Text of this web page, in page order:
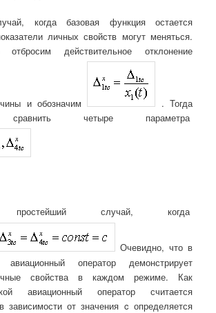
когда базовая функция остается
личных свойств могут меняться.
действительное отклонение
и обозначим
. Тогда
сравнить четыре параметра
простейший случай, когда
Очевидно, что в
оператор демонстрирует
свойства в каждом режиме. Как
авиационный оператор считается
зависимости от значения c определяется